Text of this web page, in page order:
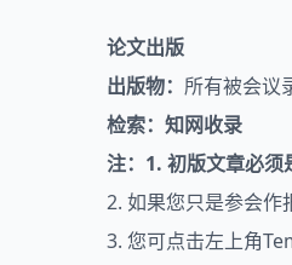
论文出版
出版物： 所有被会议
检索：知网收录
注： 1. 初版文章必须
2. 如果您只是参会作
3. 您可点击左上角